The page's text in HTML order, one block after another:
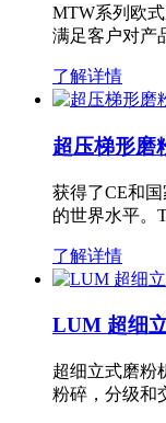
MTW系列欧
满足客户对产
了解详情
超压梯形磨
获得了CE和
的世界水平
了解详情
LUM 超细
超细立式磨粉
粉碎，分级和